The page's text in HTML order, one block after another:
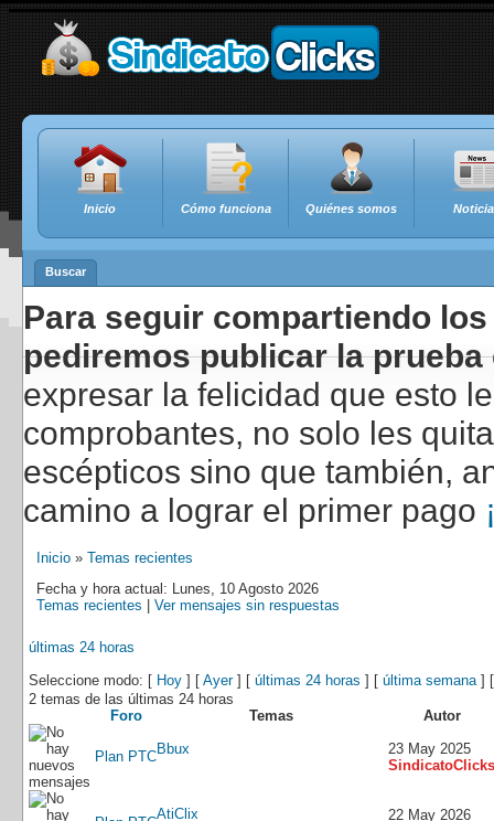
Inicio Cómo funciona Quiénes somos
Buscar
Para seguir compartiendo
pediremos publicar la
expresar la felicidad que esto
comprobantes, no solo les
escépticos sino que también,
camino a lograr el primer pago
Inicio » Temas recientes
Fecha y hora actual: Lunes, 10 Agosto 2026
Temas recientes
Ver mensajes sin respuestas
últimas 24 horas
Seleccione modo: [ Hoy ] [ Ayer] [ últimas 24 horas ] [ última semana]
2 temas de las últimas 24 horas
Foro
Temas Autor
Plan PTCBbux
23 May 2025
SindicatoClicks
AtiClix
22 May 2026